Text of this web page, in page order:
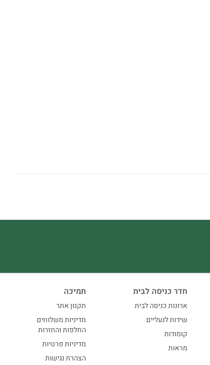
חדר כניסה לבית
ארונות כניסה לבית
שידות לנעליים
קומודות
מראות
תמיכה
תקנון אתר
מדיניות משלוחים
החלפות והחזרות
מדיניות פרטיות
הצהרת נגישות